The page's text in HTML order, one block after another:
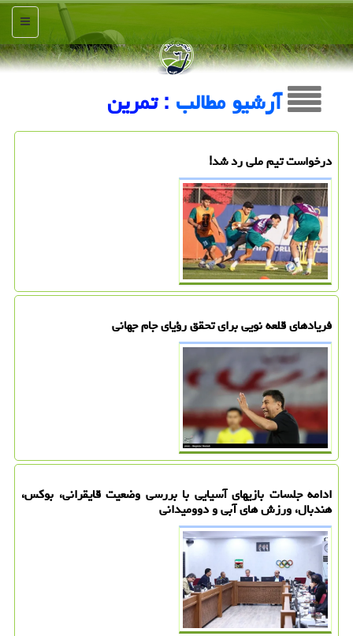
منو
آرشیو مطالب : تمرین
درخواست تیم ملی رد شد!
فریادهای قلعه نویی برای تحقق رؤیای جام جهانی
ادامه جلسات بازیهای آسیایی با بررسی وضعیت قایقرانی، بوکس،
هندبال، ورزش های آبی و دوومیدانی